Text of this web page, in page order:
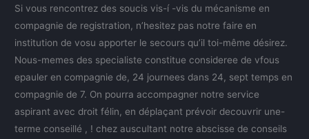
Si vous rencontrez des soucis vis-í -vis du mécanisme en
compagnie de registration, n’hesitez pas notre faire en
institution de vosu apporter le secours qu’il toi-même désirez.
Nous-memes des specialiste constitue consideree de vfous
epauler en compagnie de, 24 journees dans 24, sept temps en
compagnie de 7. On pourra accompagner notre service
aspirant avec droit félin, en déplaçant prévoir decouvrir une-
terme conseillé , ! chez auscultant notre abscisse de conseils